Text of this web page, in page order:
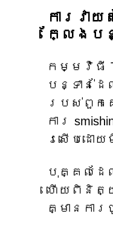
ការវា
ក្លែង
កម្មវិធី
បន្ទាន់
របស់ពួកគ
ការ
រសើបដោ
បុគ្គលដែ
ហើយពិនិត្
គ្មានកា